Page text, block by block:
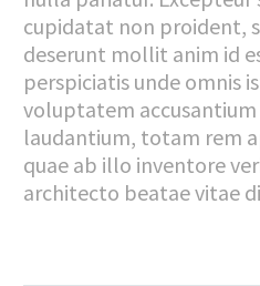
cupidatat non proident,
deserunt mollit anim id
perspiciatis unde omnis
voluptatem
laudantium, totam rem
quae ab illo inventore
architecto beatae vitae